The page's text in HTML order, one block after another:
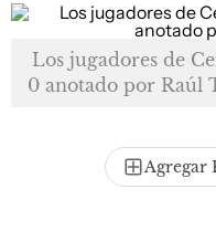
Los jugadores de
0 anotado por Raúl
Agregar